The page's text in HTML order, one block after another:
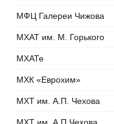
МФЦ Галереи Чижова
МХАТ им. М. Горького
МХАТе
МХК «Еврохим»
МХТ им. А.П. Чехова
МХТ им. А.П.Чехова